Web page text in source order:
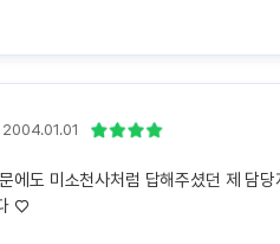
2004.01.01
에도 미소천사처럼 답해주셨던 제 담
♡